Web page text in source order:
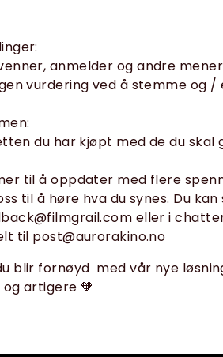
anmelder og andre
vurdering ved å stemme og
du har kjøpt med de du skal
til å oppdater med flere
til å høre hva du synes. Du
eller i
til post@aurorakino.no
blir fornøyd med vår nye
artigere 🧡